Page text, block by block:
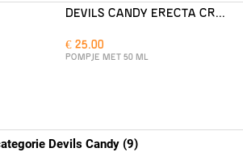
DEVILS CANDY ERECTA CREAM
€ 25.00
POMPJE MET 50 ML
Devils Candy (9)